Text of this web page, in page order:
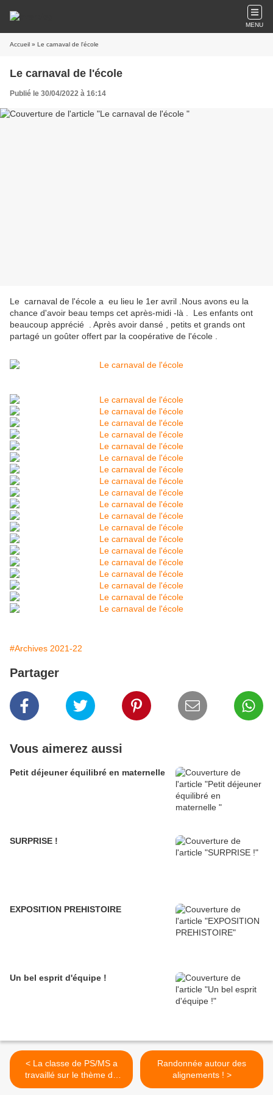
MENU
Accueil » Le carnaval de l'école
Le carnaval de l'école
Publié le 30/04/2022 à 16:14
Le carnaval de l'école a eu lieu le 1er avril .Nous avons eu la
chance d'avoir beau temps cet après-midi -là . Les enfants ont
beaucoup apprécié . Après avoir dansé , petits et grands ont
partagé un goûter offert par la coopérative de l'école .
#Archives 2021-22
Partager
Vous aimerez aussi
Petit déjeuner équilibré en maternelle
SURPRISE !
EXPOSITION PREHISTOIRE
Un bel esprit d'équipe !
< La classe de PS/MS a
travaillé sur le thème de
l'Afrique et des animaux de
Randonnée autour des
alignements ! >